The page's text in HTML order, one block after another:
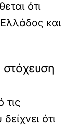
ότι
Ελλάδας και
στόχευση
τις
ότι